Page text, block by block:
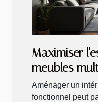
Maximiser
meubles
Aménager un
fonctionnel peut